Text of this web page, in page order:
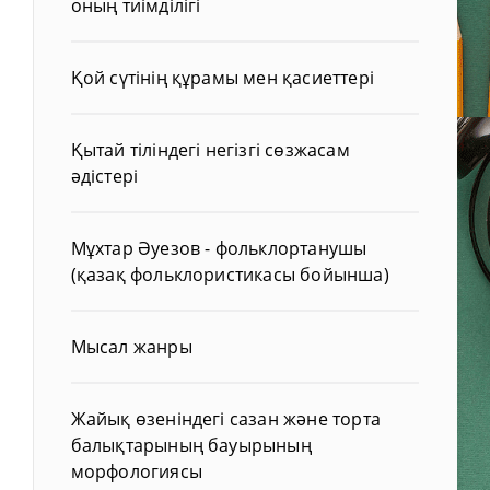
оның тиімділігі
Қой сүтінің құрамы мен қасиеттері
Қытай тіліндегі негізгі сөзжасам
әдістері
Мұхтар Әуезов - фольклортанушы
(қазақ фольклористикасы бойынша)
Мысал жанры
Жайық өзеніндегі сазан және торта
балықтарының бауырының
морфологиясы